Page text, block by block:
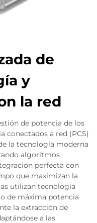
de
y
la red
de potencia de los
conectados a red (PCS)
la tecnología moderna
algoritmos
perfecta con
que maximizan la
utilizan tecnología
de máxima potencia
la extracción de
a las